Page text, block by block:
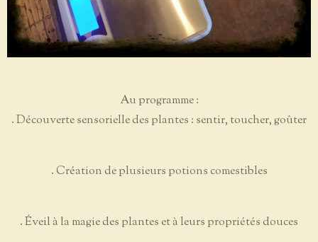
Au programme :
. Découverte sensorielle des plantes : sentir, toucher, goûter
. Création de plusieurs potions comestibles
. Éveil à la magie des plantes et à leurs propriétés douces